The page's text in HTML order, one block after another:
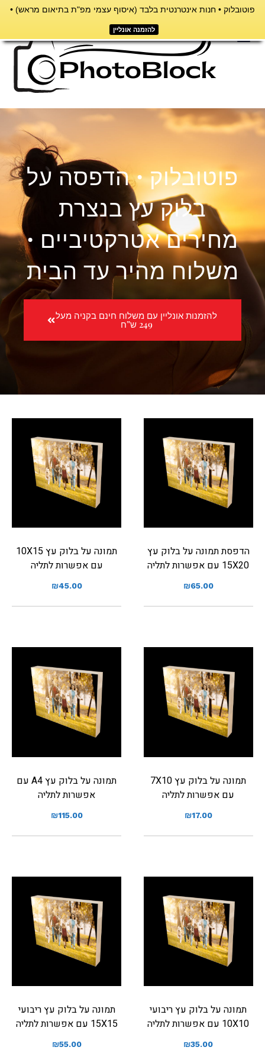
פוטובלוק • חנות אינטרנטית בלבד (איסוף עצמי מפ"ת בתיאום מראש) •
להזמנה אונליין
דילוג
תפריט
פוטובלוק • הדפסה על
בלוק עץ בנצרת
מחירים אטרקטיביים •
משלוח מהיר עד הבית
להזמנות אונליין עם משלוח חינם בקניה מעל
249 ש”ח
הדפסת תמונה על בלוק עץ
15X20 עם אפשרות לתליה
₪65.00
תמונה על בלוק עץ 10X15
עם אפשרות לתליה
₪45.00
תמונה על בלוק עץ 7X10
עם אפשרות לתליה
₪17.00
תמונה על בלוק עץ A4 עם
אפשרות לתליה
₪115.00
תמונה על בלוק עץ ריבועי
10X10 עם אפשרות לתליה
₪35.00
תמונה על בלוק עץ ריבועי
15X15 עם אפשרות לתליה
₪55.00